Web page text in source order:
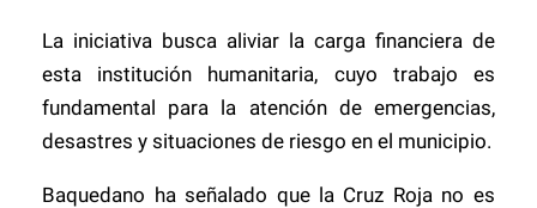
La iniciativa busca aliviar la carga financiera de
esta institución humanitaria, cuyo trabajo es
fundamental para la atención de emergencias,
desastres y situaciones de riesgo en el municipio.
Baquedano ha señalado que la Cruz Roja no es